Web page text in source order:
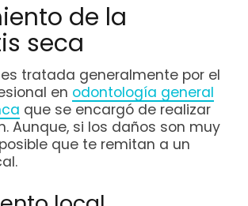
de la
seca
tratada generalmente por el
en odontología general
que se encargó de realizar
Aunque, si los daños son muy
que te remitan a un